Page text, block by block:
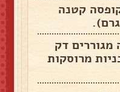
קטנה
מגוררים דק
מרוסקות